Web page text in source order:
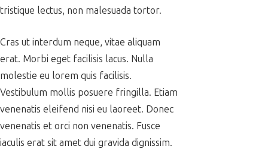
tristique lectus, non malesuada tortor.
Cras ut interdum neque, vitae aliquam
erat. Morbi eget facilisis lacus. Nulla
molestie eu lorem quis facilisis.
Vestibulum mollis posuere fringilla. Etiam
venenatis eleifend nisi eu laoreet. Donec
venenatis et orci non venenatis. Fusce
iaculis erat sit amet dui gravida dignissim.